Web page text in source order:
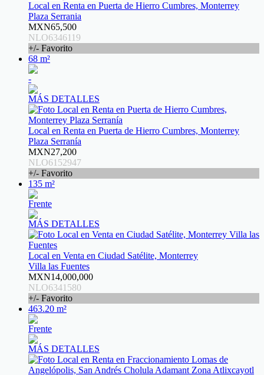
Local en Renta en Puerta de Hierro Cumbres, Monterrey
Plaza Serrania
MXN65,500
NLO6346119
+/- Favorito
68 m²
-
MÁS DETALLES
Local en Renta en Puerta de Hierro Cumbres, Monterrey
Plaza Serranía
MXN27,200
NLO6152947
+/- Favorito
135 m²
Frente
MÁS DETALLES
Local en Venta en Ciudad Satélite, Monterrey
Villa las Fuentes
MXN14,000,000
NLO6341580
+/- Favorito
463.20 m²
Frente
MÁS DETALLES